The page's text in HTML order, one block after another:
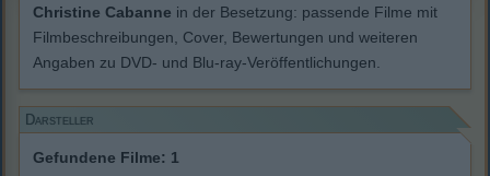
Christine Cabanne in der Besetzung: passende Filme mit
Filmbeschreibungen, Cover, Bewertungen und weiteren
Angaben zu DVD- und Blu-ray-Veröffentlichungen.
Darsteller
Gefundene Filme: 1